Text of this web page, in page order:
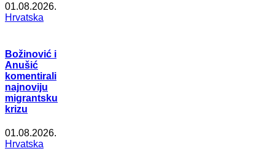
01.08.2026.
Hrvatska
Božinović i
Anušić
komentirali
najnoviju
migrantsku
krizu
01.08.2026.
Hrvatska